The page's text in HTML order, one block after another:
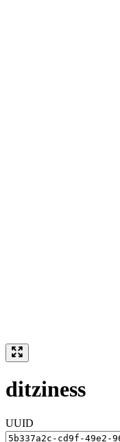
ditziness
UUID